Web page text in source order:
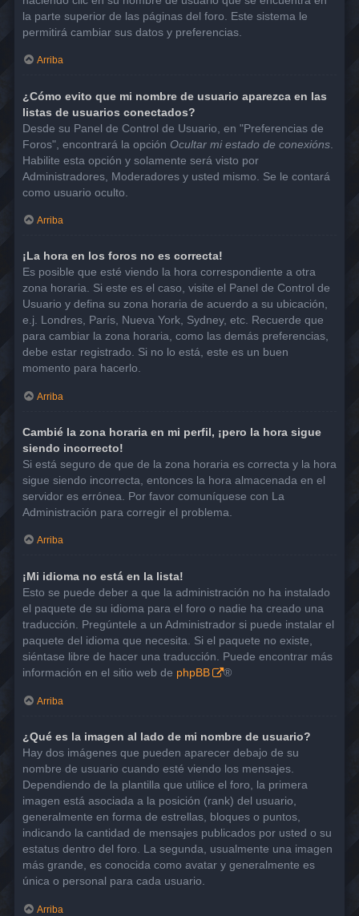
la parte superior de las páginas del foro. Este sistema le
permitirá cambiar sus datos y preferencias.
Arriba
¿Cómo evito que mi nombre de usuario aparezca en las
listas de usuarios conectados?
Desde su Panel de Control de Usuario, en "Preferencias de
Foros", encontrará la opción Ocultar mi estado de conexións
Habilite esta opción y solamente será visto por
Administradores, Moderadores y usted mismo. Se le contará
como usuario oculto.
Arriba
¡La hora en los foros no es correcta!
Es posible que esté viendo la hora correspondiente a otra
zona horaria. Si este es el caso, visite el Panel de Control de
Usuario y defina su zona horaria de acuerdo a su ubicación,
e.j. Londres, París, Nueva York, Sydney, etc. Recuerde que
para cambiar la zona horaria, como las demás preferencias,
debe estar registrado. Si no lo está, este es un buen
momento para hacerlo.
Arriba
Cambié la zona horaria en mi perfil, ¡pero la hora sigue
siendo incorrecto!
Si está seguro de que de la zona horaria es correcta y la hora
sigue siendo incorrecta, entonces la hora almacenada en el
servidor es errónea. Por favor comuníquese con La
Administración para corregir el problema.
Arriba
¡Mi idioma no está en la lista!
Esto se puede deber a que la administración no ha instalado
el paquete de su idioma para el foro o nadie ha creado una
traducción. Pregúntele a un Administrador si puede instalar el
paquete del idioma que necesita. Si el paquete no existe,
siéntase libre de hacer una traducción. Puede encontrar más
información en el sitio web de phpBB ®
Arriba
¿Qué es la imagen al lado de mi nombre de usuario?
Hay dos imágenes que pueden aparecer debajo de su
nombre de usuario cuando esté viendo los mensajes.
Dependiendo de la plantilla que utilice el foro, la primera
imagen está asociada a la posición (rank) del usuario,
generalmente en forma de estrellas, bloques o puntos,
indicando la cantidad de mensajes publicados por usted o su
estatus dentro del foro. La segunda, usualmente una imagen
más grande, es conocida como avatar y generalmente es
única o personal para cada usuario.
Arriba